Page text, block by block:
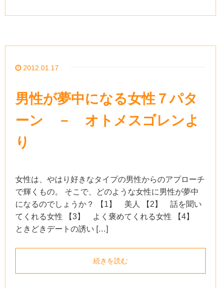
2012.01.17
男性が夢中になる女性７パタ
ーン － オトメスゴレンよ
り
女性は、やはり好きなタイプの男性からのアプローチ
で輝くもの。 そこで、どのような女性に男性が夢中
になるのでしょうか？ 【1】 美人 【2】 話を聞い
てくれる女性 【3】 よく褒めてくれる女性 【4】
ときどきデートの誘い […]
続きを読む